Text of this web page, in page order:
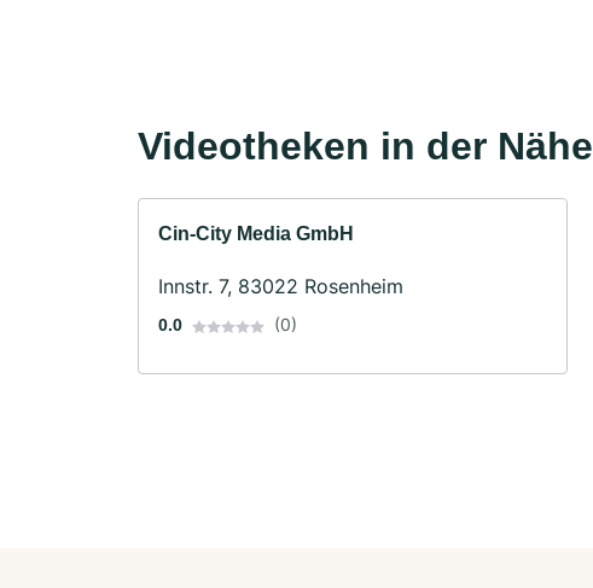
Videotheken in der Nähe
Cin-City Media GmbH
Innstr. 7, 83022 Rosenheim
0.0 (0)